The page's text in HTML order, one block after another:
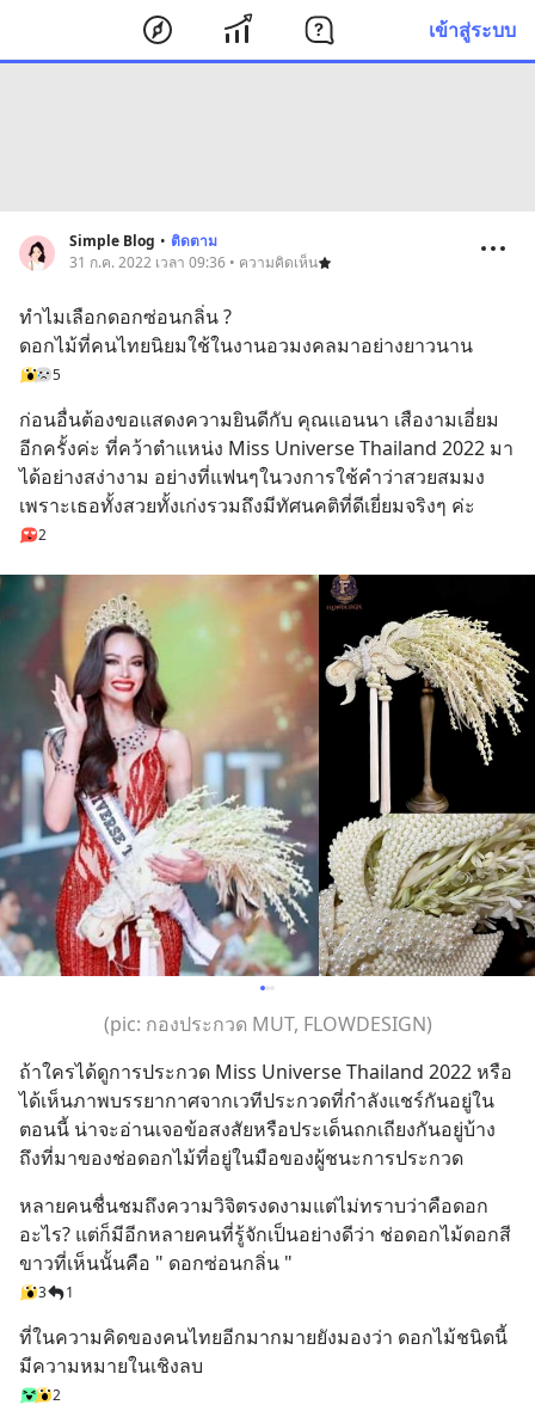
เข้าสู่ระบบ
Simple Blog • ติดตาม
31 ก.ค. 2022 เวลา 09:36 • ความคิดเห็น
ทำไมเลือกดอกซ่อนกลิ่น ?
ดอกไม้ที่คนไทยนิยมใช้ในงานอวมงคลมาอย่างยาวนาน
5
ก่อนอื่นต้องขอแสดงความยินดีกับ คุณแอนนา เสืองามเอี่ยม
อีกครั้งค่ะ ที่คว้าตำแหน่ง Miss Universe Thailand 2022 มา
ได้อย่างสง่างาม อย่างที่แฟนๆในวงการใช้คำว่าสวยสมมง
เพราะเธอทั้งสวยทั้งเก่งรวมถึงมีทัศนคติที่ดีเยี่ยมจริงๆ ค่ะ
2
(pic: กองประกวด MUT, FLOWDESIGN)
ถ้าใครได้ดูการประกวด Miss Universe Thailand 2022 หรือ
ได้เห็นภาพบรรยากาศจากเวทีประกวดที่กำลังแชร์กันอยู่ใน
ตอนนี้ น่าจะอ่านเจอข้อสงสัยหรือประเด็นถกเถียงกันอยู่บ้าง
ถึงที่มาของช่อดอกไม้ที่อยู่ในมือของผู้ชนะการประกวด
หลายคนชื่นชมถึงความวิจิตรงดงามแต่ไม่ทราบว่าคือดอก
อะไร? แต่ก็มีอีกหลายคนที่รู้จักเป็นอย่างดีว่า ช่อดอกไม้ดอกสี
ขาวที่เห็นนั้นคือ " ดอกซ่อนกลิ่น "
3 1
ที่ในความคิดของคนไทยอีกมากมายยังมองว่า ดอกไม้ชนิดนี้
มีความหมายในเชิงลบ
2